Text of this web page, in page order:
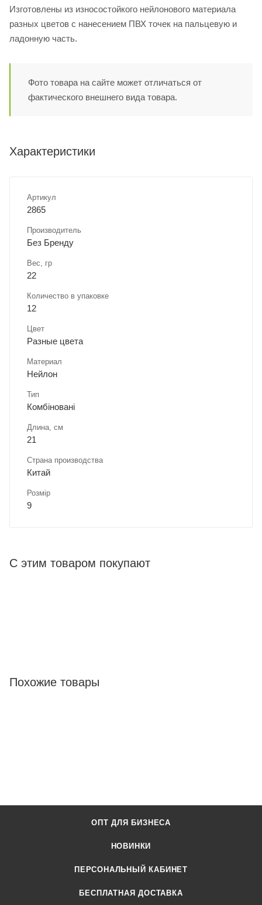
Изготовлены из износостойкого нейлонового материала
разных цветов с нанесением ПВХ точек на пальцевую и
ладонную часть.
Фото товара на сайте может отличаться от
фактического внешнего вида товара.
Характеристики
Артикул
2865
Производитель
Без Бренду
Вес, гр
22
Количество в упаковке
12
Цвет
Разные цвета
Материал
Нейлон
Тип
Комбіновані
Длина, cм
21
Страна производства
Китай
Розмір
9
С этим товаром покупают
Похожие товары
ОПТ ДЛЯ БИЗНЕСА
НОВИНКИ
ПЕРСОНАЛЬНЫЙ КАБИНЕТ
БЕСПЛАТНАЯ ДОСТАВКА